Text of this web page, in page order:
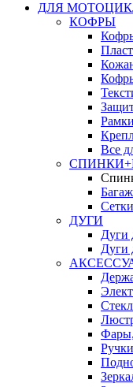
ДЛЯ
КОФРЫ
Все
ДУГИ
Дуги
Дуги